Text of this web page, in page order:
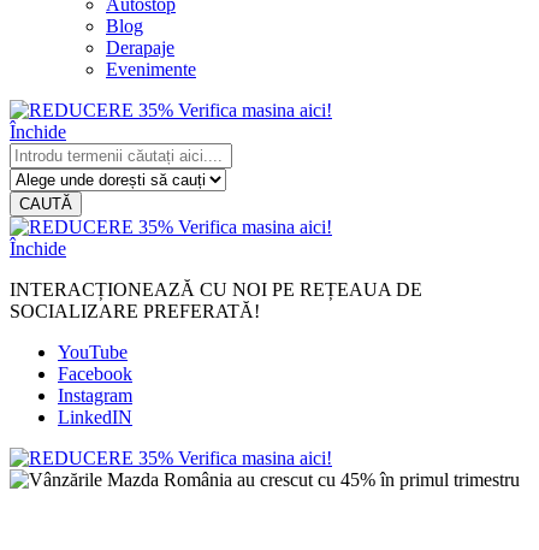
Autostop
Blog
Derapaje
Evenimente
Închide
CAUTĂ
Închide
INTERACȚIONEAZĂ CU NOI PE REȚEAUA DE
SOCIALIZARE PREFERATĂ!
YouTube
Facebook
Instagram
LinkedIN